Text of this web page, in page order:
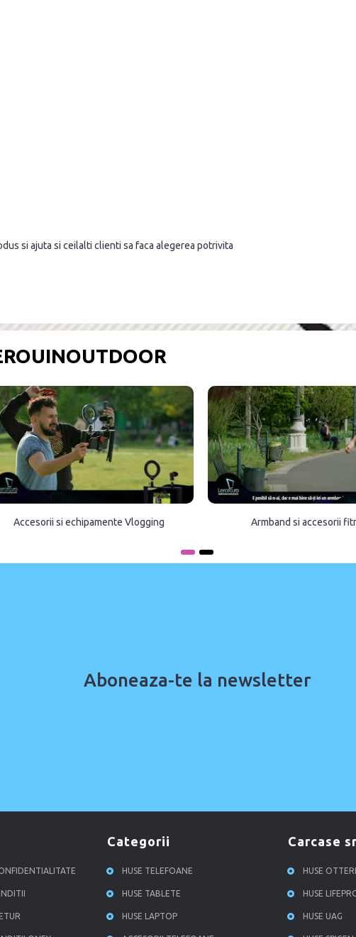
si ajuta si ceilalti clienti sa faca alegerea potrivita
Accesorii si echipamente Vlogging Armband si accesorii
Aboneaza-te la newsletter
categorii
HUSE TELEFOANE
HUSE TABLETE
HUSE LAPTOP
carcase
HUSE
HUSE
HUSE UAG